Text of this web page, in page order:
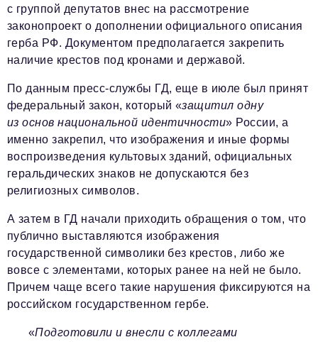
podpiska@business-magazine.online
Отдел по работе с партнерами
partner@business-magazine.online
с группой депутатов внес на рассмотрение
законопроект о дополнении официального описания
герба РФ. Документом предполагается закрепить
наличие крестов под кронами и державой.
По данным пресс-службы ГД, еще в июле был принят
федеральный закон, который «защитил одну
из основ национальной идентичности» России, а
именно закрепил, что изображения и иные формы
воспроизведения культовых зданий, официальных
геральдических знаков не допускаются без
религиозных символов.
А затем в ГД начали приходить обращения о том, что
публично выставляются изображения
государственной символики без крестов, либо же
вовсе с элементами, которых ранее на ней не было.
Причем чаще всего такие нарушения фиксируются на
российском государственном гербе.
«Подготовили и внесли с коллегами